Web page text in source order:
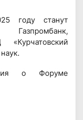
году станут
Газпромбанк,
о Форуме